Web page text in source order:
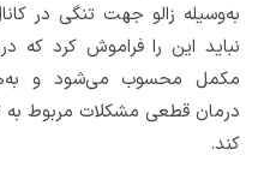
به‌وسیله زالو جهت تنگی در
نباید این را فراموش کرد که
مکمل محسوب می‌شود و
درمان قطعی مشکلات مربوط به
کند.